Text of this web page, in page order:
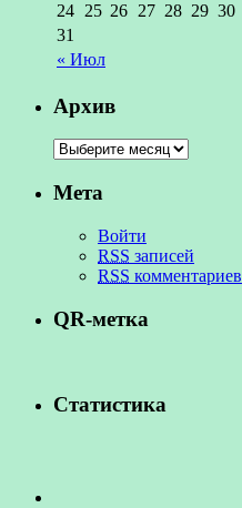
« Июл
24 25 26 27 28 29 30
31
Архив
Мета
Войти
RSS записей
RSS комментариев
QR-метка
Статистика